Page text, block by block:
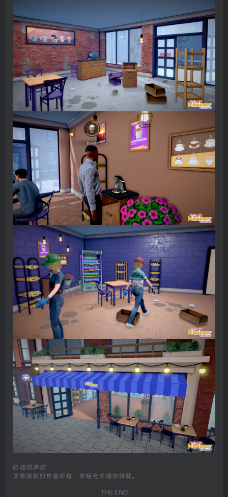
© 版权声明
文章版权归作者所有，未经允许请勿转载。
THE END